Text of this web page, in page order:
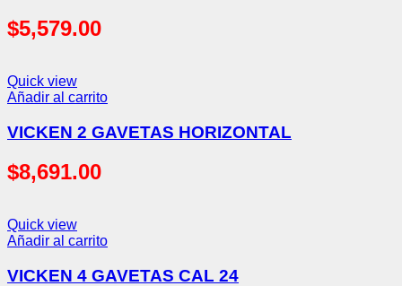
$5,579.00
Quick view
Añadir al carrito
VICKEN 2 GAVETAS HORIZONTAL
$8,691.00
Quick view
Añadir al carrito
VICKEN 4 GAVETAS CAL 24